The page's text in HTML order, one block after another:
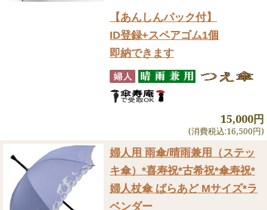
【あんしんパック付】
ID登録+スペアゴム1個
即納できます
15,000円
(消費税込:16,500円)
婦人用 雨傘/晴雨兼用（ステッ
キ傘） *喜寿祝*古希祝*傘寿祝*
婦人杖傘 ばらあど Mサイズ*ラ
ベンダー